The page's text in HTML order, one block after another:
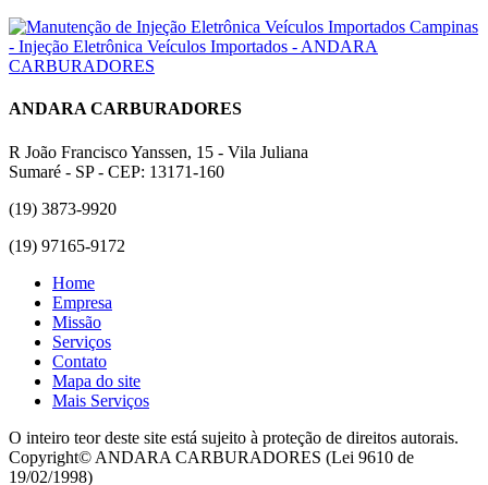
ANDARA CARBURADORES
R João Francisco Yanssen, 15 - Vila Juliana
Sumaré - SP - CEP: 13171-160
(19) 3873-9920
(19) 97165-9172
Home
Empresa
Missão
Serviços
Contato
Mapa do site
Mais Serviços
O inteiro teor deste site está sujeito à proteção de direitos autorais.
Copyright© ANDARA CARBURADORES (Lei 9610 de
19/02/1998)